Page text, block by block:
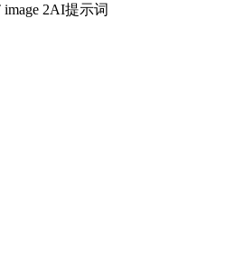
2AI提示词